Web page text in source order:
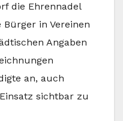
die Ehrennadel
in Vereinen
Angaben
an, auch
sichtbar zu